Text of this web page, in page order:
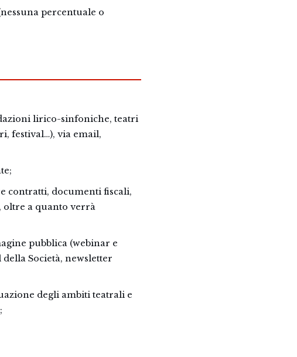
percentuale o
lirico-sinfoniche, teatri
festival…), via email,
contratti, documenti fiscali,
a quanto verrà
pubblica (webinar e
Società, newsletter
degli ambiti teatrali e